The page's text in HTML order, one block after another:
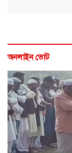
অনলাইন ভোট